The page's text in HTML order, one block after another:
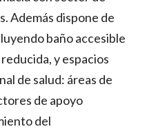
Además dispone de
baño accesible
y espacios
de salud: áreas de
de apoyo
del